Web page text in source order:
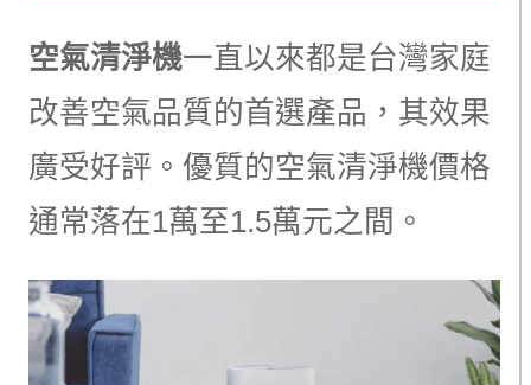
空氣清淨機一直以來都是台灣家庭
改善空氣品質的首選產品，其效果
廣受好評。優質的空氣清淨機價格
通常落在1萬至1.5萬元之間。